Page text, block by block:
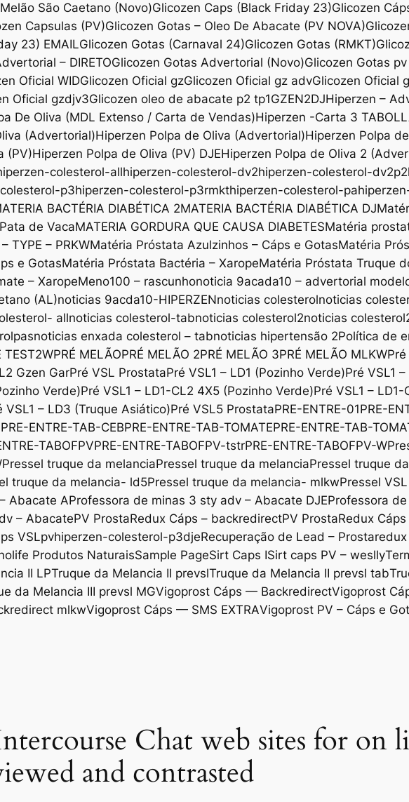
São Caetano (Novo)Glicozen Caps (Black Friday 23)Glicozen
Capsulas (PV)Glicozen Gotas – Oleo De Abacate (PV NOVA)
23) EMAILGlicozen Gotas (Carnaval 24)Glicozen Gotas (RMKT)
– DIRETOGlicozen Gotas Advertorial (Novo)Glicozen Gotas
Oficial WIDGlicozen Oficial gzGlicozen Oficial gz advGlicozen Oficial
Oficial gzdjv3Glicozen oleo de abacate p2 tp1GZEN2DJHiperzen –
De Oliva (MDL Extenso / Carta de Vendas)Hiperzen -Carta 3
(Advertorial)Hiperzen Polpa de Oliva (Advertorial)Hiperzen Polpa
(PV)Hiperzen Polpa de Oliva (PV) DJEHiperzen Polpa de Oliva 2
colesterol-allhiperzen-colesterol-dv2hiperzen-colesterol-dv2p2
p3hiperzen-colesterol-p3rmkthiperzen-colesterol-pa
BACTÉRIA DIABÉTICA 2MATERIA BACTÉRIA DIABÉTICA DJ
de VacaMATERIA GORDURA QUE CAUSA DIABETESMatéria
TYPE – PRKWMatéria Próstata Azulzinhos – Cáps e GotasMatéria
e GotasMatéria Próstata Bactéria – XaropeMatéria Próstata Truque
– XaropeMeno100 – rascunhonoticia 9acada10 – advertorial
(AL)noticias 9acda10-HIPERZENnoticias colesterolnoticias
allnoticias colesterol-tabnoticias colesterol2noticias
noticias enxada colesterol – tabnoticias hipertensão 2Política de
TEST2WPRÉ MELÃOPRÉ MELÃO 2PRÉ MELÃO 3PRÉ MELÃO MLKW
Gzen GarPré VSL ProstataPré VSL1 – LD1 (Pozinho Verde)Pré VSL1
Verde)Pré VSL1 – LD1-CL2 4X5 (Pozinho Verde)Pré VSL1 –
VSL1 – LD3 (Truque Asiático)Pré VSL5 ProstataPRE-ENTRE-01PRE-
PRE-ENTRE-TAB-CEBPRE-ENTRE-TAB-TOMATEPRE-ENTRE-TAB-
TABOFPVPRE-ENTRE-TABOFPV-tstrPRE-ENTRE-TABOFPV-W
Pressel truque da melanciaPressel truque da melanciaPressel truque
truque da melancia- ld5Pressel truque da melancia- mlkwPressel
Abacate AProfessora de minas 3 sty adv – Abacate DJEProfessora
– AbacatePV ProstaRedux Cáps – backredirectPV ProstaRedux Cáps
VSLpvhiperzen-colesterol-p3djeRecuperação de Lead – Prostaredux
Produtos NaturaisSample PageSirt Caps ISirt caps PV – weslly
II LPTruque da Melancia II prevslTruque da Melancia II prevsl tab
da Melancia III prevsl MGVigoprost Cáps — BackredirectVigoprost
mlkwVigoprost Cáps — SMS EXTRAVigoprost PV – Cáps e
Chat web sites for on
and contrasted